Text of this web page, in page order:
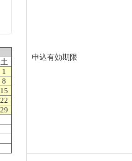
土
1
8
15
22
29
申込有効期限